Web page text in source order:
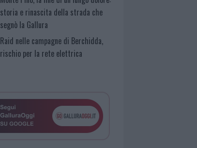
storia e rinascita della strada che
segnò la Gallura
Raid nelle campagne di Berchidda,
rischio per la rete elettrica